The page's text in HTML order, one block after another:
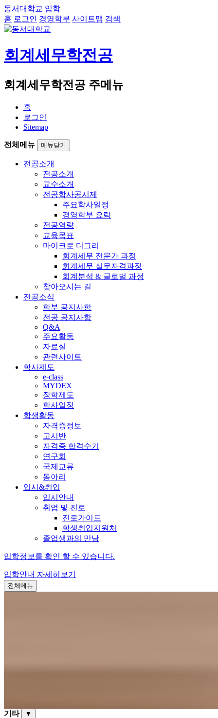
동서대학교 입학
홈 로그인 경영학부 사이트맵 검색
회계세무학전공
회계세무학전공 주메뉴
홈
로그인
Sitemap
전체메뉴 메뉴닫기
전공소개
전공소개
교수소개
전공학사공시제
주요학사일정
경영학부 요람
전공역량
교육목표
마이크로 디그리
회계세무 전문가 과정
회계세무 실무자격과정
회계분석 & 글로벌 과정
찾아오시는 길
전공소식
학부 공지사항
전공 공지사항
Q&A
주요활동
자료실
관련사이트
학사제도
e-class
MYDEX
장학제도
학사일정
학생활동
자격증정보
고시반
자격증 합격수기
연구회
국제교류
동아리
입시&취업
입시안내
취업 및 진로
진로가이드
학생취업지원처
졸업생과의 만남
입학정보를 확인 할 수 있습니다.
입학안내 자세히보기
전체메뉴
기타 ▼